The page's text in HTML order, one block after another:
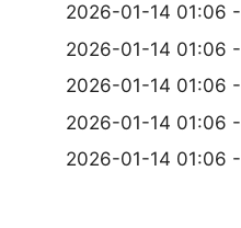
2026-01-14 01:06 -
2026-01-14 01:06 -
2026-01-14 01:06 -
2026-01-14 01:06 -
2026-01-14 01:06 -